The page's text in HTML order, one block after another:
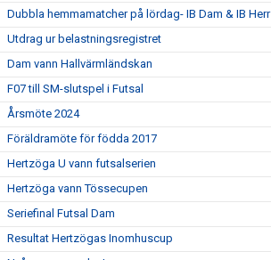
Dubbla hemmamatcher på lördag- IB Dam & IB Herr
Utdrag ur belastningsregistret
Dam vann Hallvärmländskan
F07 till SM-slutspel i Futsal
Årsmöte 2024
Föräldramöte för födda 2017
Hertzöga U vann futsalserien
Hertzöga vann Tössecupen
Seriefinal Futsal Dam
Resultat Hertzögas Inomhuscup